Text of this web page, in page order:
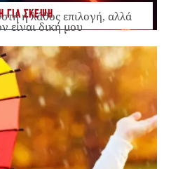
ΓΙΑ ΣΚΕΨΗ
ή λάθος επιλογή, αλλά
είναι δική μου